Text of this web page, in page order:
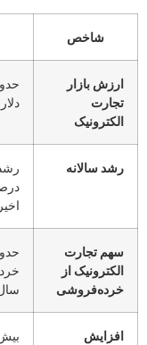
شاخص
ارزش بازار
تجارت
الکترونیک
دلار
رشد سالانه
اخیر
سهم تجارت
الکترونیک از
خرده‌فروشی
سال
افزایش